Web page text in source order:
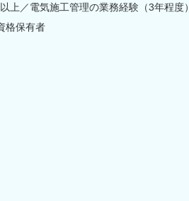
／電気施工管理の業務経験（3年程度）
格保有者